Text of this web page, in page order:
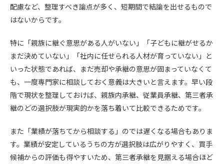
配慮など、整理すべき論点が多く、短期間で結論を出せるもので
はないからです。
特に「親族に継ぐ意思がある人がいない」「子どもに継がせるか
まだ決めていない」「社内に任せられる人材が育っていない」と
いった状態であれば、まだ売却や承継の意思が固まっていなくて
も、一度専門家に相談しておく意義は大きいと言えます。早い段
階で現状を整理しておけば、親族内承継、従業員承継、第三者承
継のどの選択肢が現実的かを落ち着いて比較できるためです。
また「業績が落ちてから相談する」のでは遅くなる場合もありま
す。業績が安定しているうちの方が選択肢は広がりやすく、買手
候補からの評価も得やすいため、第三者承継を見据える場合ほど